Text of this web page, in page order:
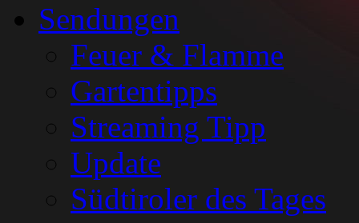
Sendungen
Feuer & Flamme
Gartentipps
Streaming Tipp
Update
Südtiroler des Tages